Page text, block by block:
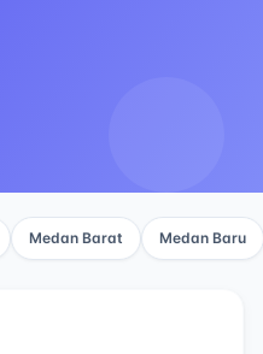
Medan Barat Medan Baru